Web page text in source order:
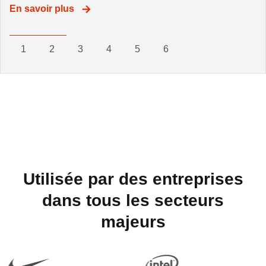
En savoir plus
En savoir plus
1 2 3 4 5 6
Utilisée par des entreprises
dans tous les secteurs
majeurs